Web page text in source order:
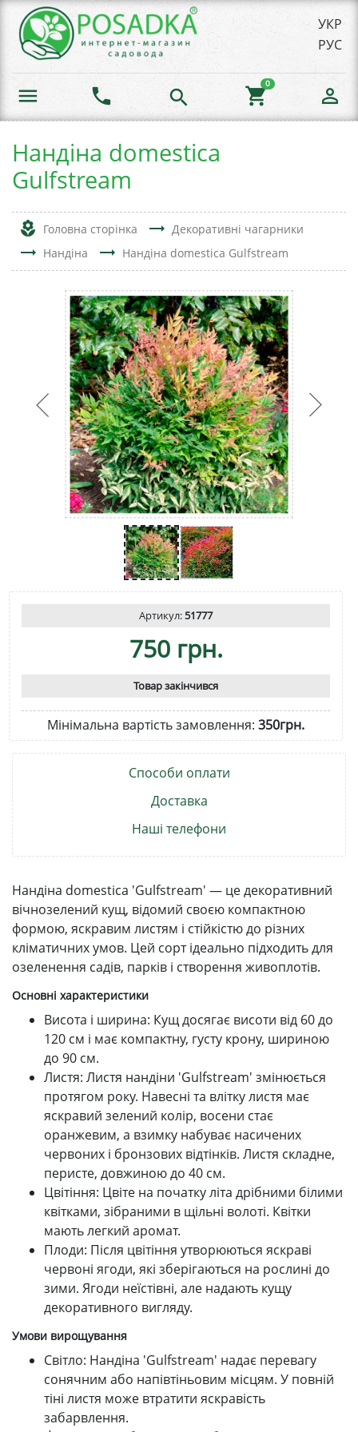
УКР
РУС
menu phone search shopping_cart
0
person_outline
Нандіна domestica
Gulfstream
local_florist Головна сторінка trending_flat Декоративні чагарники
trending_flat Нандіна trending_flat Нандіна domestica Gulfstream
Артикул:51777
750 грн.
Товар закінчився
Мінімальна вартість замовлення: 350грн.
Способи оплати
Доставка
Наші телефони
Нандіна domestica 'Gulfstream' — це декоративний
вічнозелений кущ, відомий своєю компактною
формою, яскравим листям і стійкістю до різних
кліматичних умов. Цей сорт ідеально підходить для
озеленення садів, парків і створення живоплотів.
Основні характеристики
Висота і ширина: Кущ досягає висоти від 60 до
120 см і має компактну, густу крону, шириною
до 90 см.
Листя: Листя нандіни 'Gulfstream' змінюється
протягом року. Навесні та влітку листя має
яскравий зелений колір, восени стає
оранжевим, а взимку набуває насичених
червоних і бронзових відтінків. Листя складне,
перисте, довжиною до 40 см.
Цвітіння: Цвіте на початку літа дрібними білими
квітками, зібраними в щільні волоті. Квітки
мають легкий аромат.
Плоди: Після цвітіння утворюються яскраві
червоні ягоди, які зберігаються на рослині до
зими. Ягоди неїстівні, але надають кущу
декоративного вигляду.
Умови вирощування
Світло: Нандіна 'Gulfstream' надає перевагу
сонячним або напівтіньовим місцям. У повній
тіні листя може втратити яскравість
забарвлення.